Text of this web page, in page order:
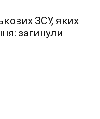
ЗСУ, яких
загинули